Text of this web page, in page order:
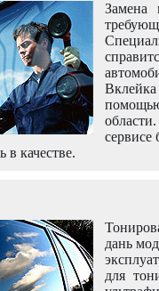
Замена
сервисе
в качестве.
дань
для